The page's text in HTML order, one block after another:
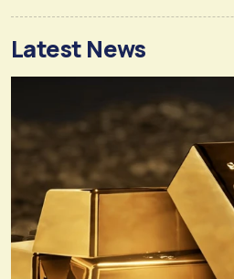
Latest News